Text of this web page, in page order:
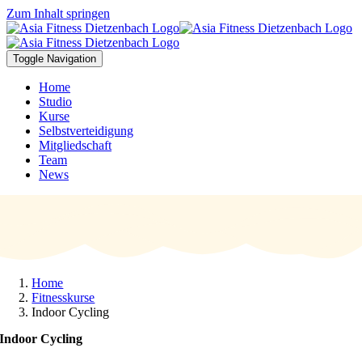
Zum Inhalt springen
Toggle Navigation
Home
Studio
Kurse
Selbstverteidigung
Mitgliedschaft
Team
News
Home
Fitnesskurse
Indoor Cycling
Indoor Cycling